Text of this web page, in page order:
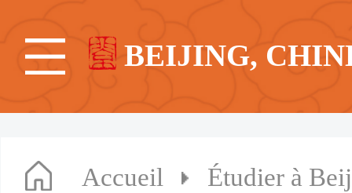
BEIJING,
Accueil
Étudier à